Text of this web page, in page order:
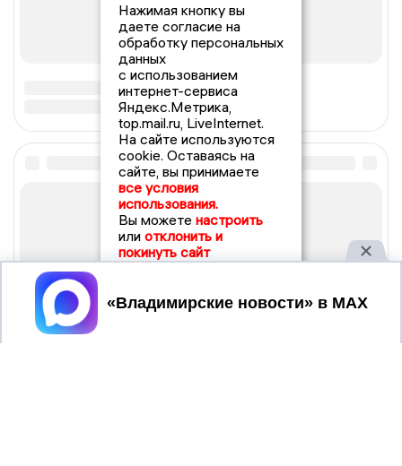
Нажимая кнопку вы
даете согласие на
обработку персональных
данных
с использованием
интернет-сервиса
Яндекс.Метрика,
top.mail.ru, LiveInternet.
На сайте используются
cookie. Оставаясь на
сайте, вы принимаете
все условия
использования.
Вы можете настроить
или отклонить и
покинуть сайт
Принять